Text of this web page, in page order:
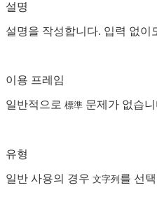
설명
설명을 작성합니다. 입력 없이
이용 프레임
일반적으로 標準 문제가 없습
유형
일반 사용의 경우 文字列 를 선